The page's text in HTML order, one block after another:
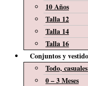
10 Años
Talla 12
Talla 14
Talla 16
Conjuntos y
Todo,
0 – 3 Meses